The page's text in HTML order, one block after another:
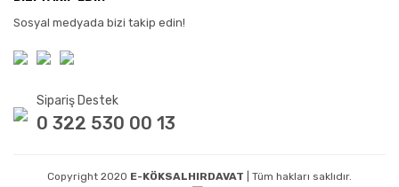
Sosyal medyada bizi takip edin!
Sipariş Destek
0 322 530 00 13
Copyright 2020 E-KÖKSALHIRDAVAT | Tüm hakları saklıdır.